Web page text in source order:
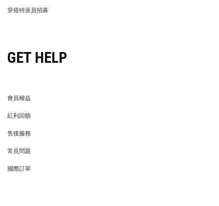
穿搭特派員招募
GET HELP
會員權益
紅利回饋
售後服務
常見問題
國際訂單